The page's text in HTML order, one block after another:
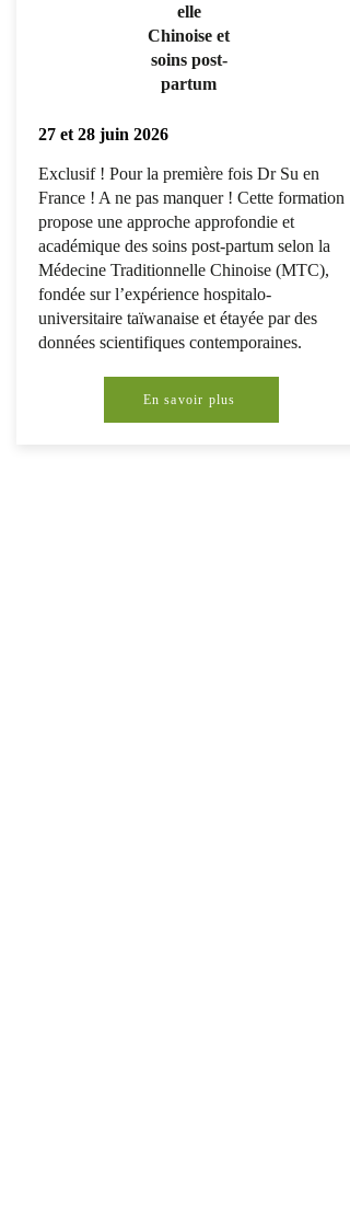
elle
Chinoise et
soins post-
partum
27 et 28 juin 2026
Exclusif ! Pour la première fois Dr Su en
France ! A ne pas manquer ! Cette formation
propose une approche approfondie et
académique des soins post-partum selon la
Médecine Traditionnelle Chinoise (MTC),
fondée sur l’expérience hospitalo-
universitaire taïwanaise et étayée par des
données scientifiques contemporaines.
En savoir plus